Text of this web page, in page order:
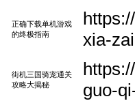
正确下载单机游戏
的终极指南
xia-
街机三国骑宠通关
攻略大揭秘
guo-